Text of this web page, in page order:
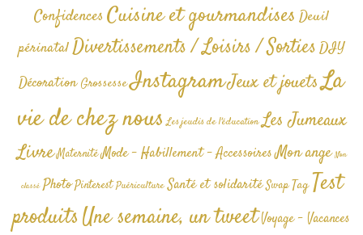
Confidences Cuisine et gourmandises Deuil
périnatalDivertissements / Loisirs / SortiesDIY
Décoration GrossesseInstagramJeux et jouetsLa
vie de chez nous Les jeudis de l'éducation Les Jumeaux
Livre Maternité Mode - Habillement - AccessoiresMon ange Non
classé Photo Pinterest Puériculture Santé et solidarité Swap TagTest
produitsUne semaine, un tweetVoyage - Vacances